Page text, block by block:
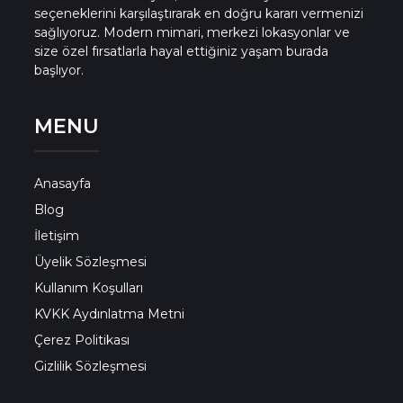
Bingöl Konut Projeleri
Bitlis Konut Projeleri
Bolu Konut Projeleri
Burdur Konut Projeleri
Bursa Konut Projeleri
Çanakkale Konut Projeleri
Çankırı Konut Projeleri
seçeneklerini karşılaştırarak en doğru kararı vermenizi
sağlıyoruz. Modern mimari, merkezi lokasyonlar ve
size özel fırsatlarla hayal ettiğiniz yaşam burada
başlıyor.
MENU
Anasayfa
Blog
İletişim
Üyelik Sözleşmesi
Kullanım Koşulları
KVKK Aydınlatma Metni
Çerez Politikası
Gizlilik Sözleşmesi